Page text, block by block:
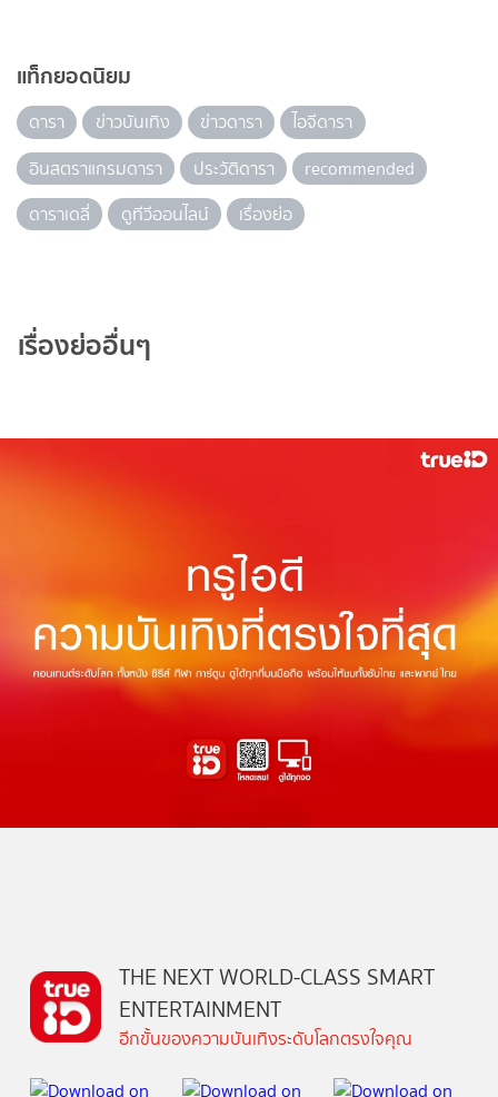
แท็กยอดนิยม
ดารา ข่าวบันเทิง ข่าวดารา
ไอจีดารา
อินสตราแกรมดารา
ประวัติดารา
recommended
ดาราเดลี่
ดูทีวีออนไลน์ เรื่องย่อ
เรื่องย่ออื่นๆ
THE NEXT WORLD-CLASS SMART
ENTERTAINMENT
อีกขั้นของความบันเทิงระดับโลกตรงใจคุณ